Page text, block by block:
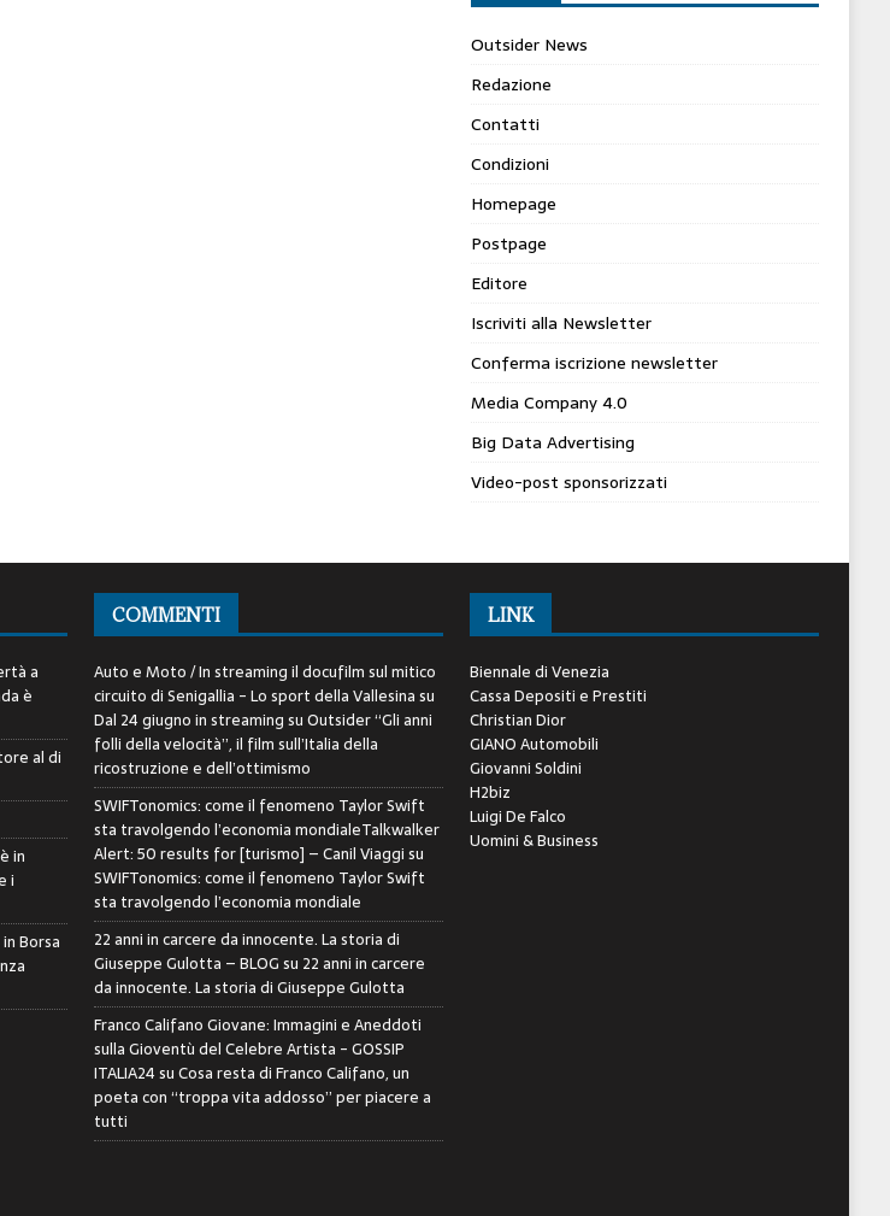
Outsider News
Redazione
Contatti
Condizioni
Homepage
Postpage
Editore
Iscriviti alla Newsletter
Conferma iscrizione newsletter
Media Company 4.0
Big Data Advertising
Video-post sponsorizzati
a
è
al di
in
i
Borsa
COMMENTI
Auto e Moto / In streaming il docufilm sul mitico
circuito di Senigallia - Lo sport della Vallesinasu
Dal 24 giugno in streaming su Outsider “Gli anni
folli della velocità”, il film sull’Italia della
ricostruzione e dell’ottimismo
SWIFTonomics: come il fenomeno Taylor Swift
sta travolgendo l’economia mondialeTalkwalker
Alert: 50 results for [turismo] – Canil Viaggisu
SWIFTonomics: come il fenomeno Taylor Swift
sta travolgendo l’economia mondiale
22 anni in carcere da innocente. La storia di
Giuseppe Gulotta – BLOGsu 22 anni in carcere
da innocente. La storia di Giuseppe Gulotta
Franco Califano Giovane: Immagini e Aneddoti
sulla Gioventù del Celebre Artista - GOSSIP
ITALIA24suCosa resta di Franco Califano, un
poeta con “troppa vita addosso” per piacere a
tutti
LINK
Biennale di Venezia
Cassa Depositi e Prestiti
Christian Dior
GIANO Automobili
Giovanni Soldini
H2biz
Luigi De Falco
Uomini & Business